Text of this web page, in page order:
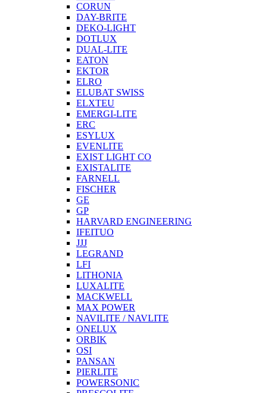
CORUN
DAY-BRITE
DEKO-LIGHT
DOTLUX
DUAL-LITE
EATON
EKTOR
ELRO
ELUBAT SWISS
ELXTEU
EMERGI-LITE
ERC
ESYLUX
EVENLITE
EXIST LIGHT CO
EXISTALITE
FARNELL
FISCHER
GE
GP
HARVARD ENGINEERING
IFEITUO
JJJ
LEGRAND
LFI
LITHONIA
LUXALITE
MACKWELL
MAX POWER
NAVILITE / NAVLITE
ONELUX
ORBIK
OSI
PANSAN
PIERLITE
POWERSONIC